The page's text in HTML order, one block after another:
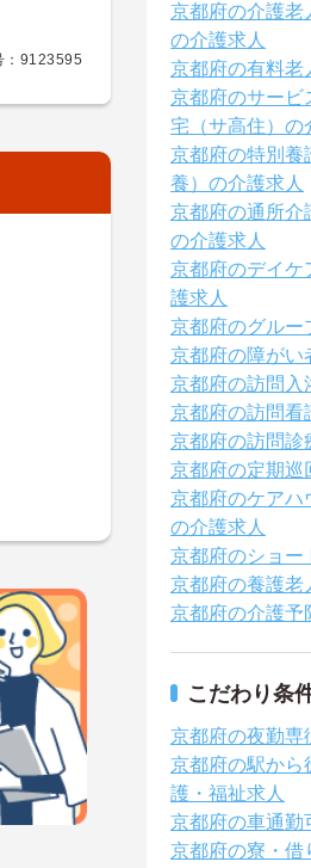
：9123595
京都府の介護老
の介護求人
京都府の有料老
京都府のサービ
宅（サ高住）の
京都府の特別養
養）の介護求人
京都府の通所介
の介護求人
京都府のデイケ
護求人
京都府のグルー
京都府の障がい
京都府の訪問入
京都府の訪問看
京都府の訪問診
京都府の定期巡
京都府のケアハ
の介護求人
京都府のショー
京都府の養護老
京都府の介護予
こだわり条
京都府の夜勤専
京都府の駅から
護・福祉求人
京都府の車通勤
京都府の寮・借